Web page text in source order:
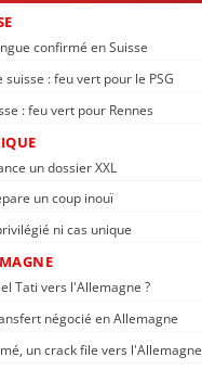
confirmé en Suisse
suisse : feu vert pour le PSG
: feu vert pour Rennes
un dossier XXL
un coup inouï
ni cas unique
Tati vers l'Allemagne ?
négocié en Allemagne
un crack file vers l'Allemagne